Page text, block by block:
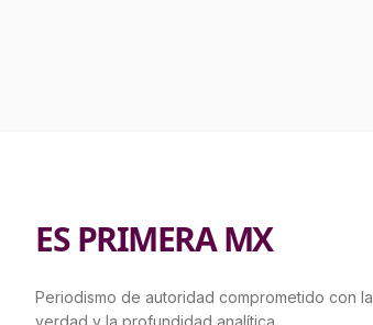
ES PRIMERA MX
Periodismo de autoridad comprometido con la
verdad y la profundidad analítica.